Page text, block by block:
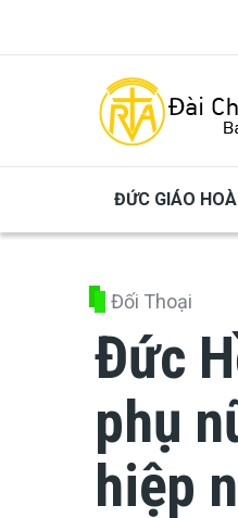
ĐỨC GIÁO
Đối Thoại
Đức
phụ
hiệp